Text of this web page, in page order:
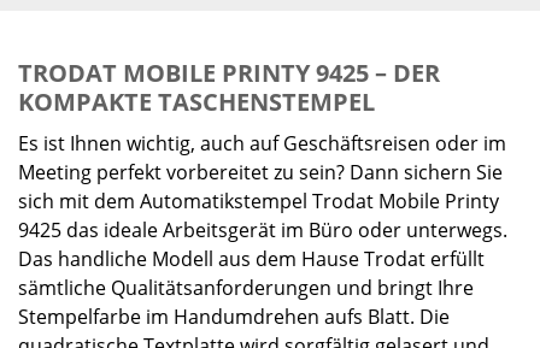
TRODAT MOBILE PRINTY 9425 – DER
KOMPAKTE TASCHENSTEMPEL
Es ist Ihnen wichtig, auch auf Geschäftsreisen oder im
Meeting perfekt vorbereitet zu sein? Dann sichern Sie
sich mit dem Automatikstempel Trodat Mobile Printy
9425 das ideale Arbeitsgerät im Büro oder unterwegs.
Das handliche Modell aus dem Hause Trodat erfüllt
sämtliche Qualitätsanforderungen und bringt Ihre
Stempelfarbe im Handumdrehen aufs Blatt. Die